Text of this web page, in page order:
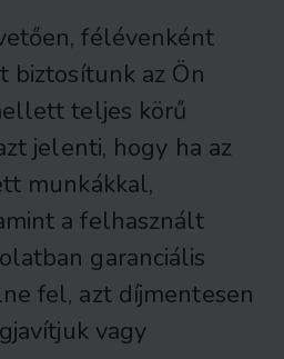
félévenként
az Ön
teljes körű
jelenti, hogy ha az
munkákkal,
a felhasznált
garanciális
fel, azt díjmentesen
vagy